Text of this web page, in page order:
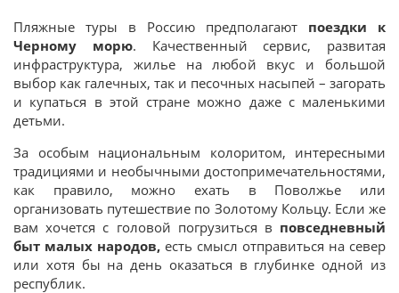
Пляжные туры в Россию предполагают поездки к
Черному морю. Качественный сервис, развитая
инфраструктура, жилье на любой вкус и большой
выбор как галечных, так и песочных насыпей – загорать
и купаться в этой стране можно даже с маленькими
детьми.
За особым национальным колоритом, интересными
традициями и необычными достопримечательностями,
как правило, можно ехать в Поволжье или
организовать путешествие по Золотому Кольцу. Если же
вам хочется с головой погрузиться в повседневный
быт малых народов, есть смысл отправиться на север
или хотя бы на день оказаться в глубинке одной из
республик.